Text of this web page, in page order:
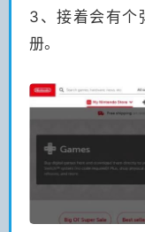
3、接着会有个
册。